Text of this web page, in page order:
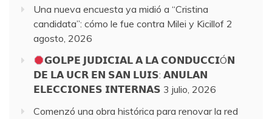
Una nueva encuesta ya midió a “Cristina
candidata”: cómo le fue contra Milei y Kicillof 2
agosto, 2026
𝗚𝗢𝗟𝗣𝗘 𝗝𝗨𝗗𝗜𝗖𝗜𝗔𝗟 𝗔 𝗟𝗔 𝗖𝗢𝗡𝗗𝗨𝗖𝗖𝗜Ó𝗡
𝗗𝗘 𝗟𝗔 𝗨𝗖𝗥 𝗘𝗡 𝗦𝗔𝗡 𝗟𝗨𝗜𝗦: 𝗔𝗡𝗨𝗟𝗔𝗡
𝗘𝗟𝗘𝗖𝗖𝗜𝗢𝗡𝗘𝗦 𝗜𝗡𝗧𝗘𝗥𝗡𝗔𝗦 3 julio, 2026
Comenzó una obra histórica para renovar la red